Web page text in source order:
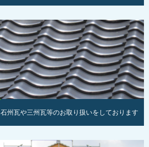
石州瓦や三州瓦等のお取り扱いをしております